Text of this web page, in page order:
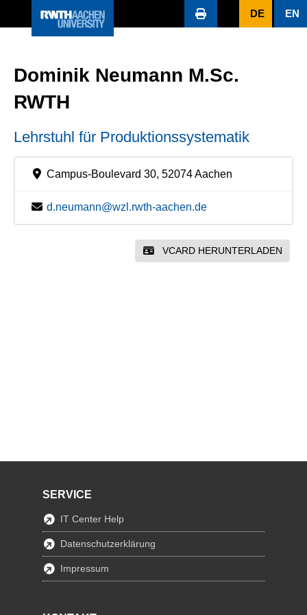
DE EN
Dominik Neumann M.Sc.
RWTH
Lehrstuhl für Produktionssystematik
Campus-Boulevard 30, 52074 Aachen
d.neumann@wzl.rwth-aachen.de
VCARD HERUNTERLADEN
SERVICE
IT Center Help
Datenschutzerklärung
Impressum